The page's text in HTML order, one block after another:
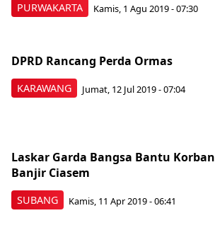
PURWAKARTA Kamis, 1 Agu 2019 - 07:30
KARAWANG
DPRD Rancang Perda Ormas
Jumat, 12 Jul 2019 - 07:04
SUBANG
Laskar Garda Bangsa Bantu Korban
Banjir Ciasem
Kamis, 11 Apr 2019 - 06:41